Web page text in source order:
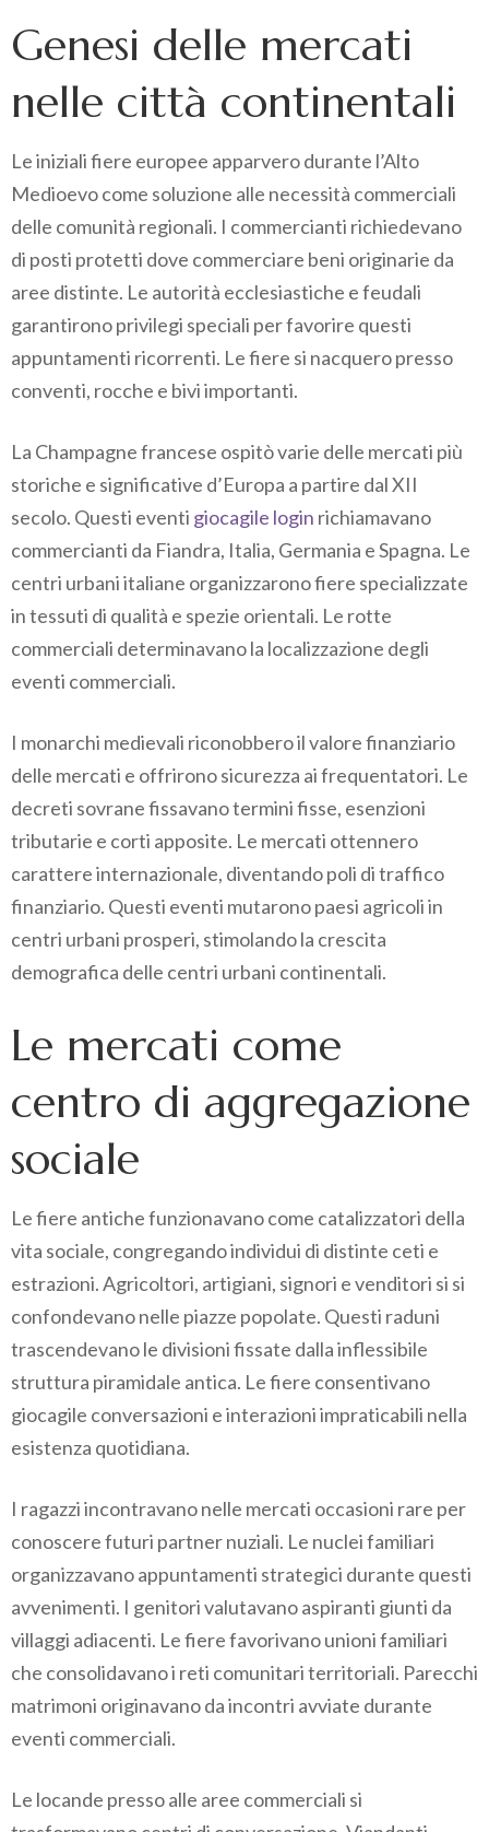
Genesi delle mercati
nelle città continentali
Le iniziali fiere europee apparvero durante l’Alto
Medioevo come soluzione alle necessità commerciali
delle comunità regionali. I commercianti richiedevano
di posti protetti dove commerciare beni originarie da
aree distinte. Le autorità ecclesiastiche e feudali
garantirono privilegi speciali per favorire questi
appuntamenti ricorrenti. Le fiere si nacquero presso
conventi, rocche e bivi importanti.
La Champagne francese ospitò varie delle mercati più
storiche e significative d’Europa a partire dal XII
secolo. Questi eventi giocagile login richiamavano
commercianti da Fiandra, Italia, Germania e Spagna. Le
centri urbani italiane organizzarono fiere specializzate
in tessuti di qualità e spezie orientali. Le rotte
commerciali determinavano la localizzazione degli
eventi commerciali.
I monarchi medievali riconobbero il valore finanziario
delle mercati e offrirono sicurezza ai frequentatori. Le
decreti sovrane fissavano termini fisse, esenzioni
tributarie e corti apposite. Le mercati ottennero
carattere internazionale, diventando poli di traffico
finanziario. Questi eventi mutarono paesi agricoli in
centri urbani prosperi, stimolando la crescita
demografica delle centri urbani continentali.
Le mercati come
centro di aggregazione
sociale
Le fiere antiche funzionavano come catalizzatori della
vita sociale, congregando individui di distinte ceti e
estrazioni. Agricoltori, artigiani, signori e venditori si si
confondevano nelle piazze popolate. Questi raduni
trascendevano le divisioni fissate dalla inflessibile
struttura piramidale antica. Le fiere consentivano
giocagile conversazioni e interazioni impraticabili nella
esistenza quotidiana.
I ragazzi incontravano nelle mercati occasioni rare per
conoscere futuri partner nuziali. Le nuclei familiari
organizzavano appuntamenti strategici durante questi
avvenimenti. I genitori valutavano aspiranti giunti da
villaggi adiacenti. Le fiere favorivano unioni familiari
che consolidavano i reti comunitari territoriali. Parecchi
matrimoni originavano da incontri avviate durante
eventi commerciali.
Le locande presso alle aree commerciali si